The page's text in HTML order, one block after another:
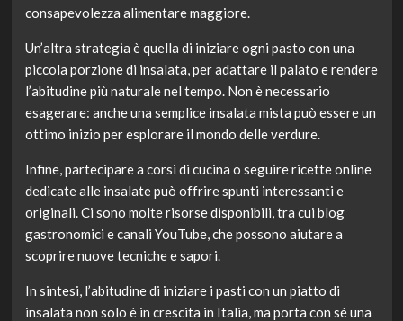
consapevolezza alimentare maggiore.
Un’altra strategia è quella di iniziare ogni pasto con una
piccola porzione di insalata, per adattare il palato e rendere
l’abitudine più naturale nel tempo. Non è necessario
esagerare: anche una semplice insalata mista può essere un
ottimo inizio per esplorare il mondo delle verdure.
Infine, partecipare a corsi di cucina o seguire ricette online
dedicate alle insalate può offrire spunti interessanti e
originali. Ci sono molte risorse disponibili, tra cui blog
gastronomici e canali YouTube, che possono aiutare a
scoprire nuove tecniche e sapori.
In sintesi, l’abitudine di iniziare i pasti con un piatto di
insalata non solo è in crescita in Italia, ma porta con sé una